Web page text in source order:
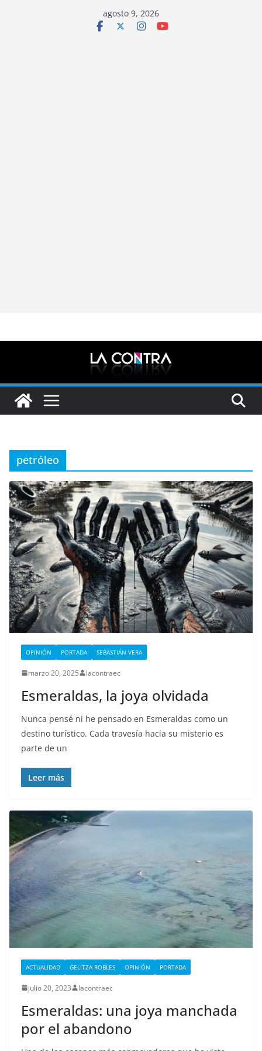
agosto 9, 2026
petróleo
OPINIÓN PORTADA SEBASTIÁN VERA
marzo 20, 2025 lacontraec
Esmeraldas, la joya olvidada
Nunca pensé ni he pensado en Esmeraldas como un
destino turístico. Cada travesía hacia su misterio es
parte de un
Leer más
ACTUALIDAD GELITZA ROBLES OPINIÓN PORTADA
julio 20, 2023 lacontraec
Esmeraldas: una joya manchada
por el abandono